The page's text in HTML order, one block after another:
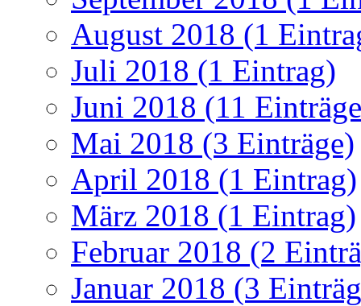
August 2018 (1
Juli 2018 (1 Eintrag)
Juni 2018 (11
Mai 2018 (3 Einträge)
April 2018 (1 Eintrag)
März 2018 (1 Eintrag)
Februar 2018 (2
Januar 2018 (3